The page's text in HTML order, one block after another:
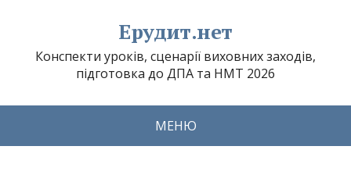
Ерудит.нет
Конспекти уроків, сценарії виховних заходів,
підготовка до ДПА та НМТ 2026
МЕНЮ